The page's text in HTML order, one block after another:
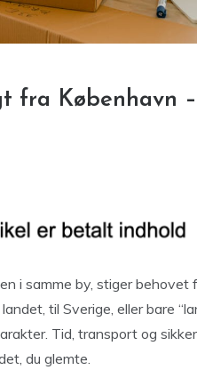
fra København
i samme by, stiger behovet
til Sverige, eller bare
Tid, transport og
du glemte.